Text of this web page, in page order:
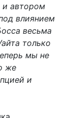
и автором
влиянием
весьма
только
мы не
же
и